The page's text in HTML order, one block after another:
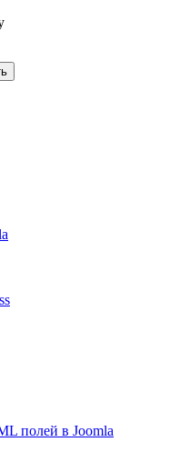
полей в Joomla